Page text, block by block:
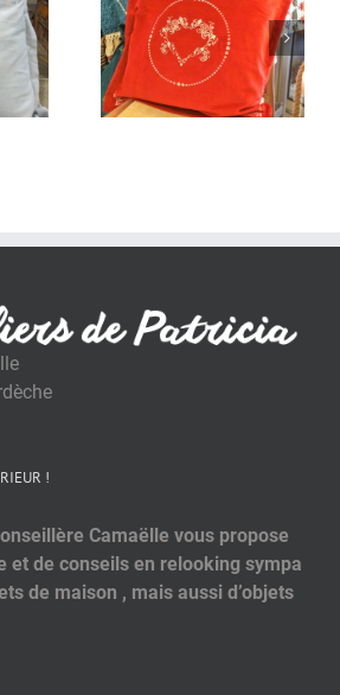
!
Camaëlle vous propose
et de conseils en relooking sympa
de maison , mais aussi d’objets